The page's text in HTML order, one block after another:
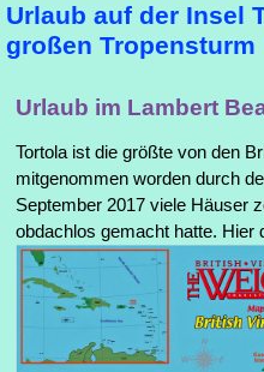
Urlaub auf der Insel
großen Tropensturm
Urlaub im Lambert
Tortola ist die größte von den
mitgenommen worden durch
September 2017 viele Häuser
obdachlos gemacht hatte. Hier